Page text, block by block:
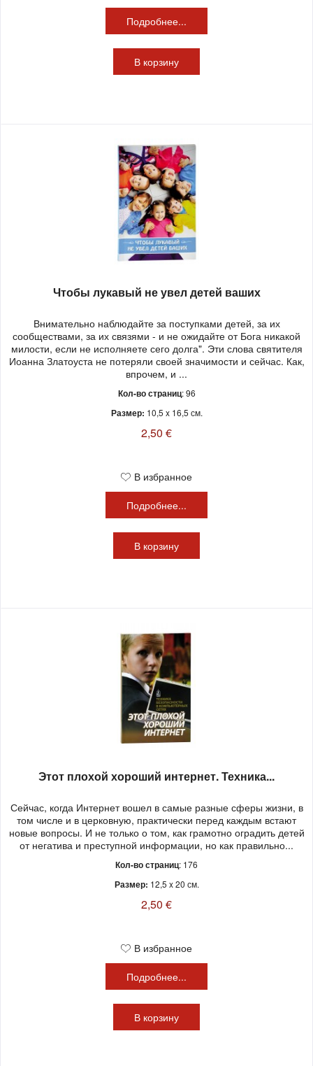
Подробнее...
В корзину
Чтобы лукавый не увел детей ваших
Внимательно наблюдайте за поступками детей, за их
сообществами, за их связями - и не ожидайте от Бога никакой
милости, если не исполняете сего долга". Эти слова святителя
Иоанна Златоуста не потеряли своей значимости и сейчас. Как,
впрочем, и ...
Кол-во страниц: 96
Размер: 10,5 x 16,5 см.
2,50 €
В избранное
Подробнее...
В корзину
Этот плохой хороший интернет. Техника...
Сейчас, когда Интернет вошел в самые разные сферы жизни, в
том числе и в церковную, практически перед каждым встают
новые вопросы. И не только о том, как грамотно оградить детей
от негатива и преступной информации, но как правильно...
Кол-во страниц: 176
Размер: 12,5 x 20 см.
2,50 €
В избранное
Подробнее...
В корзину